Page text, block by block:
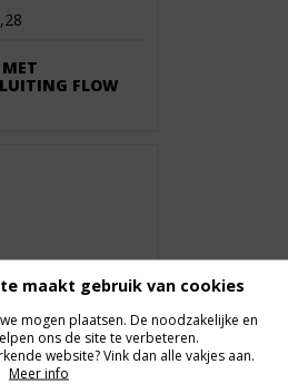
FLOW
maakt gebruik van cookies
mogen plaatsen. De noodzakelijke en
ons de site te verbeteren.
website? Vink dan alle vakjes aan.
Meer info